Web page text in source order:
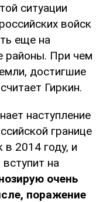
ситуации
войск
еще на
районы. При чем
достигшие
Гиркин.
наступление
границе
в 2014 году, и
на
очень
поражение